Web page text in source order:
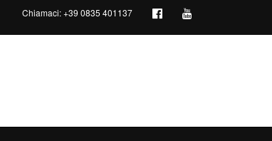
Chiamaci:+39 0835 401137